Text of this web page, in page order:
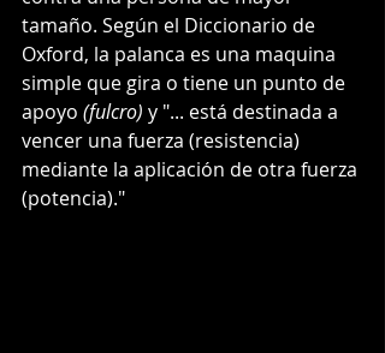
tamaño. Según el Diccionario de
Oxford, la palanca es una maquina
simple que gira o tiene un punto de
apoyo (fulcro) y "... está destinada a
vencer una fuerza (resistencia)
mediante la aplicación de otra fuerza
(potencia)."